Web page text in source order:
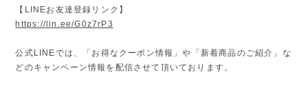
【LINEお友達登録リンク】
https://lin.ee/G0z7rP3
公式LINEでは、「お得なクーポン情報」や「新着商品のご紹介」な
どのキャンペーン情報を配信させて頂いております。